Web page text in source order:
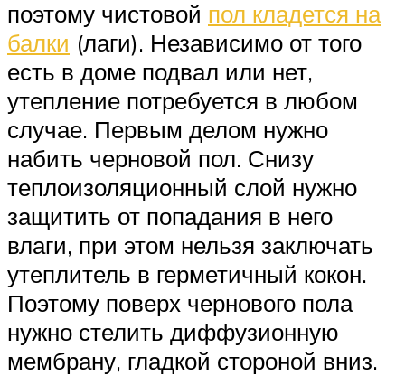
поэтому чистовой пол кладется на
балки (лаги). Независимо от того
есть в доме подвал или нет,
утепление потребуется в любом
случае. Первым делом нужно
набить черновой пол. Снизу
теплоизоляционный слой нужно
защитить от попадания в него
влаги, при этом нельзя заключать
утеплитель в герметичный кокон.
Поэтому поверх чернового пола
нужно стелить диффузионную
мембрану, гладкой стороной вниз.